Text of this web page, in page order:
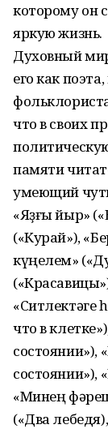
которому он
яркую жизнь.
Духовный
его как
что в своих
памяти
умеющий
«Яҙғы йыр»
(«Курай»),
күңелем»
«Ситлектәге
что в
состоянии»),
«Минең
(«Два